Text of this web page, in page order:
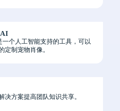
一个人工智能支持的工具，可以
定制宠物肖像。
决方案提高团队知识共享。